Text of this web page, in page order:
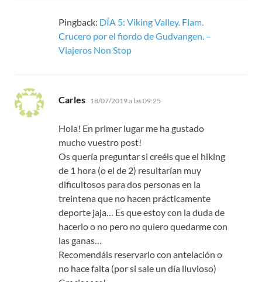
Pingback: DÍA 5: Viking Valley. Flam.
Crucero por el fiordo de Gudvangen. –
Viajeros Non Stop
Carles dice:
18/07/2019 a las 09:25
Hola! En primer lugar me ha gustado
mucho vuestro post!
Os quería preguntar si creéis que el hiking
de 1 hora (o el de 2) resultarían muy
dificultosos para dos personas en la
treintena que no hacen prácticamente
deporte jaja… Es que estoy con la duda de
hacerlo o no pero no quiero quedarme con
las ganas…
Recomendáis reservarlo con antelación o
no hace falta (por si sale un día lluvioso)